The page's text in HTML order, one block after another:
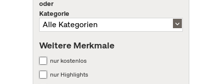
oder
Kategorie
Weitere Merkmale
nur kostenlos
nur Highlights